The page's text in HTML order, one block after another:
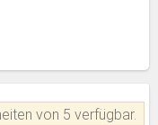
von 5 verfügbar.